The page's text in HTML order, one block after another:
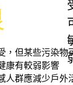
，但某些污染物
康有較弱影響
人群應減少戶外